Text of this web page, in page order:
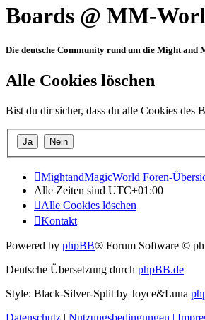
Boards @ MM-
Die deutsche Community rund um die Might and
Alle Cookies löschen
Bist du dir sicher, dass du alle Cookies des
MightandMagicWorld Foren-
Alle Zeiten sind UTC+01:00
Alle Cookies löschen
Kontakt
Powered by phpBB® Forum Software ©
Deutsche Übersetzung durch phpBB.de
Style: Black-Silver-Split by Joyce&Luna
Datenschutz | Nutzungsbedingungen |